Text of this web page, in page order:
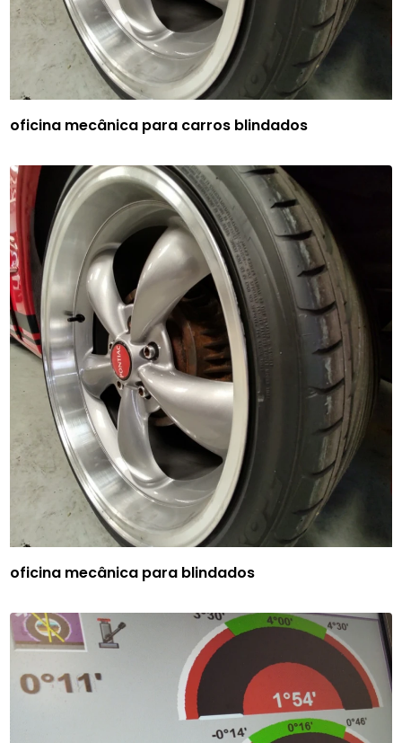
oficina mecânica para carros blindados
oficina mecânica para blindados